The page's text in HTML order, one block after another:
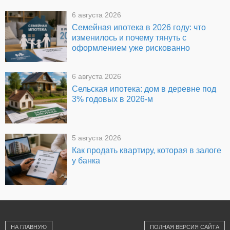
6 августа 2026
Семейная ипотека в 2026 году: что
изменилось и почему тянуть с
оформлением уже рискованно
6 августа 2026
Сельская ипотека: дом в деревне под
3% годовых в 2026-м
5 августа 2026
Как продать квартиру, которая в залоге
у банка
НА ГЛАВНУЮ ПОЛНАЯ ВЕРСИЯ САЙТА